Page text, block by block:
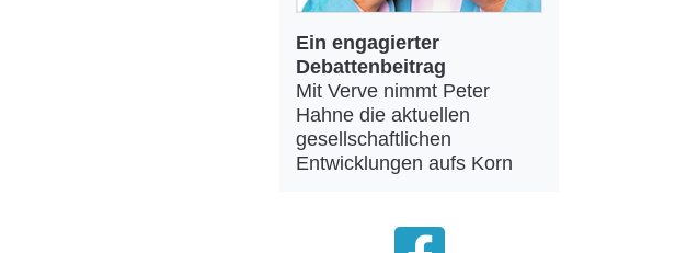
Ein engagierter
Debattenbeitrag
Mit Verve nimmt Peter
Hahne die aktuellen
gesellschaftlichen
Entwicklungen aufs Korn